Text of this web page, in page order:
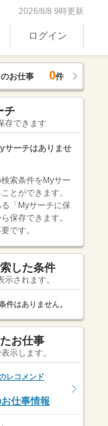
2026/8/8 9時更新
ログイン
お仕事 0件
チ
存できます
サーチはありませ
索条件をMyサー
とができます。
「Myサーチに保
保存できます。
です。
した条件
示されます。
件はありません。
お仕事
示します。
レコメンド
仕事情報